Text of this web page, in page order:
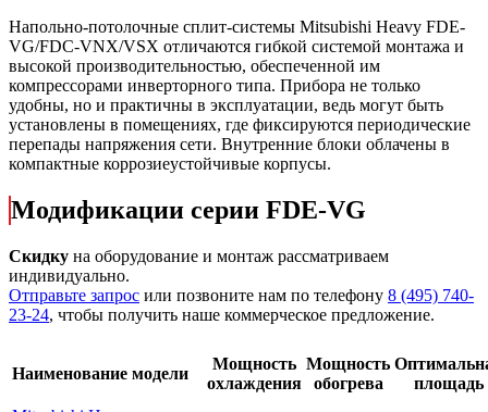
Напольно-потолочные сплит-системы Mitsubishi Heavy FDE-
VG/FDC-VNX/VSX отличаются гибкой системой монтажа и
высокой производительностью, обеспеченной им
компрессорами инверторного типа. Прибора не только
удобны, но и практичны в эксплуатации, ведь могут быть
установлены в помещениях, где фиксируются периодические
перепады напряжения сети. Внутренние блоки облачены в
компактные коррозиеустойчивые корпусы.
Модификации серии FDE-VG
Скидку на оборудование и монтаж рассматриваем
индивидуально.
Отправьте запрос или позвоните нам по телефону 8 (495) 740-
23-24, чтобы получить наше коммерческое предложение.
Наименование модели
Мощность
охлаждения
Мощность
обогрева
площадь